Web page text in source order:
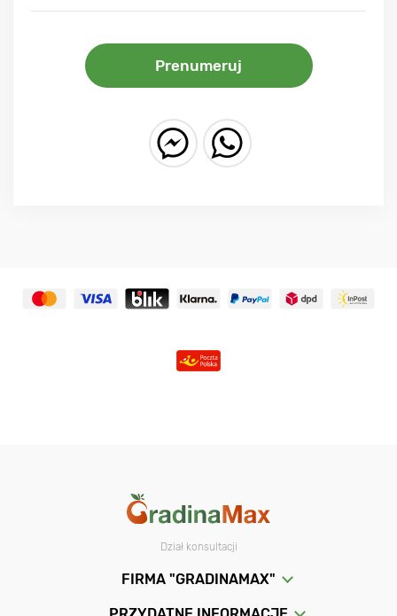
Prenumeruj
Dział konsultacji
FIRMA "GRADINAMAX"